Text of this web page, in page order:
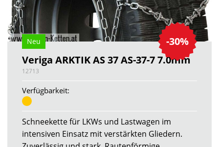
-30%
Neu
Veriga ARKTIK AS 37 AS-37-7 7.0mm
12713
Verfügbarkeit:
Schneekette für LKWs und Lastwagen im
intensiven Einsatz mit verstärkten Gliedern.